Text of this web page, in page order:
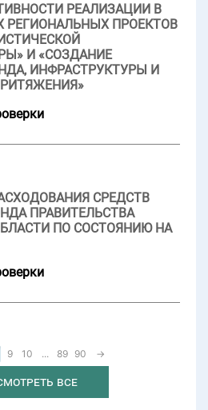
РЕАЛИЗАЦИИ В
РЕГИОНАЛЬНЫХ ПРОЕКТОВ
И «СОЗДАНИЕ
ИНФРАСТРУКТУРЫ И
СРЕДСТВ
ПРАВИТЕЛЬСТВА
ПО СОСТОЯНИЮ НА
9 10 ... 89 90 →
все